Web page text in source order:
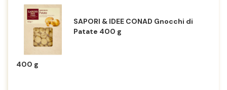
SAPORI & IDEE CONAD Gnocchi di
Patate 400 g
400 g